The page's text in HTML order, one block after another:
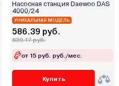
Насосная станция Daewoo DAS
4000/24
УНИКАЛЬНАЯ МОДЕЛЬ
586.39 руб.
639.17 руб.
от 15 руб. руб./мес.
Купить